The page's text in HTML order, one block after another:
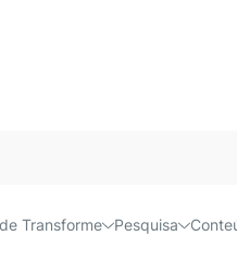
Transforme Pesquisa
os